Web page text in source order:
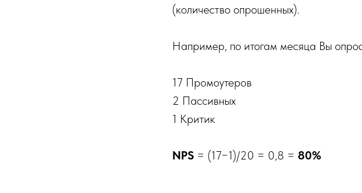
(количество опрошенных).
Например, по итогам месяца Вы
17 Промоутеров
2 Пассивных
1 Критик
NPS = (17−1)/20 = 0,8 = 80%